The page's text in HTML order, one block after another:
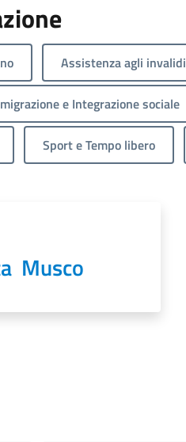
Assistenza agli invalidi
e Integrazione sociale
Sport e Tempo libero
Musco